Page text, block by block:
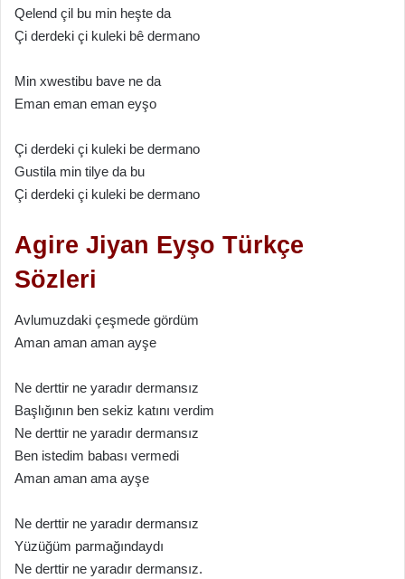
Qelend çil bu min heşte da
Çi derdeki çi kuleki bê dermano
Min xwestibu bave ne da
Eman eman eman eyşo
Çi derdeki çi kuleki be dermano
Gustila min tilye da bu
Çi derdeki çi kuleki be dermano
Agire Jiyan Eyşo Türkçe
Sözleri
Avlumuzdaki çeşmede gördüm
Aman aman aman ayşe
Ne derttir ne yaradır dermansız
Başlığının ben sekiz katını verdim
Ne derttir ne yaradır dermansız
Ben istedim babası vermedi
Aman aman ama ayşe
Ne derttir ne yaradır dermansız
Yüzüğüm parmağındaydı
Ne derttir ne yaradır dermansız.